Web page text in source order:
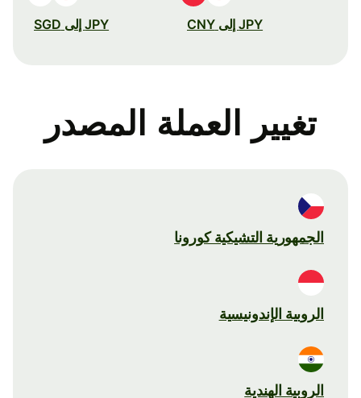
JPY إلى CNY JPY إلى SGD
تغيير العملة المصدر
الجمهورية التشيكية كورونا
الروبية الإندونيسية
الروبية الهندية